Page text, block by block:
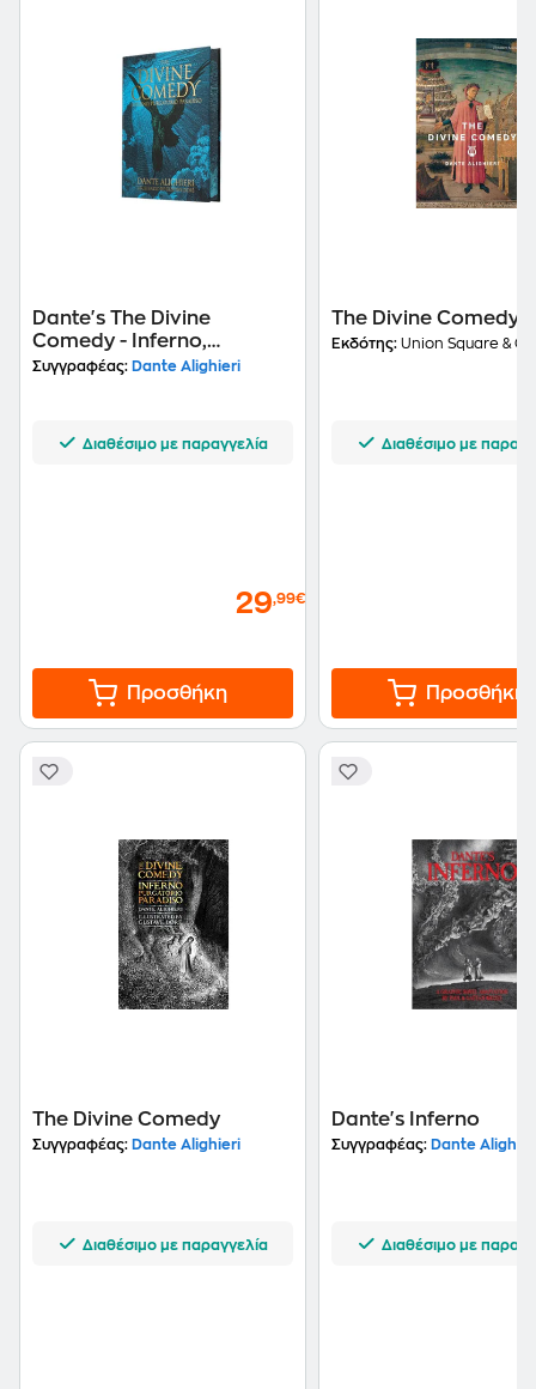
Dante's The Divine
Comedy - Inferno,
Purgatorio, Paradiso
Συγγραφέας: Dante Alighieri
Διαθέσιμο με παραγγελία
29,99€
Προσθήκη
The Divine Comedy
Εκδότης: Union Square &
Διαθέσιμο με
Προσθήκη
The Divine Comedy
Συγγραφέας: Dante Alighieri
Διαθέσιμο με παραγγελία
Dante's Inferno
Συγγραφέας: Dante
Διαθέσιμο με